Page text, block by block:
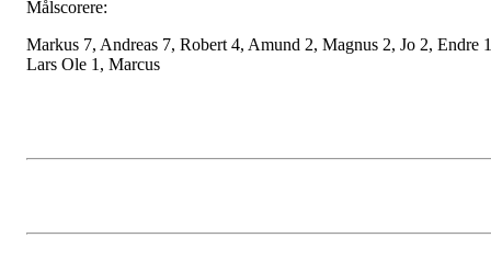
Målscorere:
Markus 7, Andreas 7, Robert 4, Amund 2, Magnus 2, Jo 2, Endre
Lars Ole 1, Marcus